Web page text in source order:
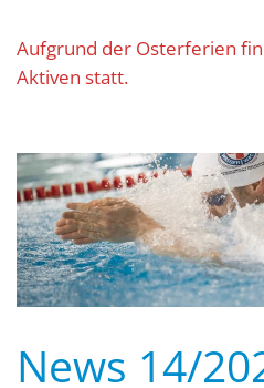
Aufgrund der Osterferien
Aktiven statt.
News 14/